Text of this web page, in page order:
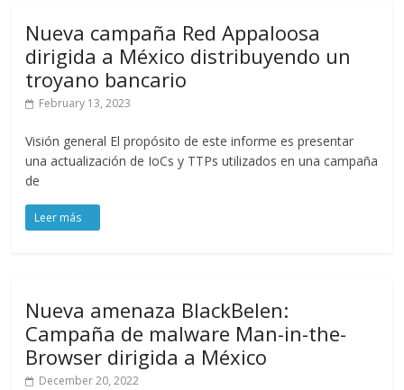
Nueva campaña Red Appaloosa
dirigida a México distribuyendo un
troyano bancario
February 13, 2023
Visión general El propósito de este informe es presentar
una actualización de IoCs y TTPs utilizados en una campaña
de
Nueva amenaza BlackBelen:
Campaña de malware Man-in-the-
Browser dirigida a México
December 20, 2022